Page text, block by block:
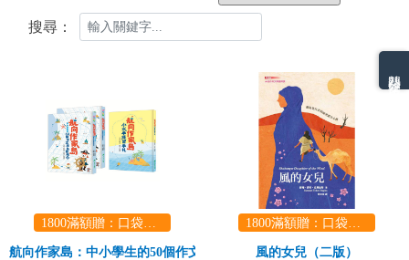
搜尋：
1800滿額贈：口袋玩具一份（隨機出貨） (summer read)
航向作家島：中小學生的50個作文跳島任務（共2冊，另附贈《小水手
1800滿額贈：口袋玩具一份（隨機出貨） (summer read)
風的女兒（二版）